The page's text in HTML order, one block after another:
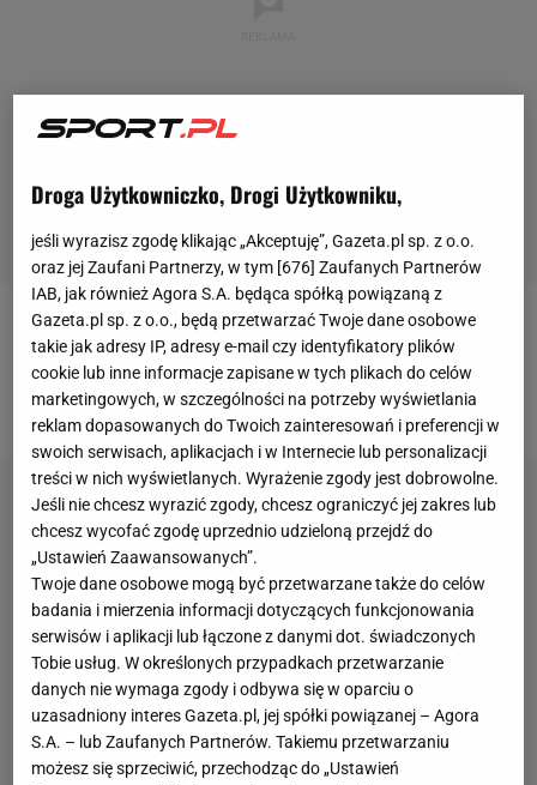
W trwającym sezonie wiele goli zostało zdobytych w
niedozwolony sposób. Modyfikacja przepisów ma
pomóc w rozstrzyganiu sporów.
Droga Użytkowniczko, Drogi Użytkowniku,
jeśli wyrazisz zgodę klikając „Akceptuję”, Gazeta.pl sp. z o.o.
oraz jej Zaufani Partnerzy, w tym [676] Zaufanych Partnerów
IAB, jak również Agora S.A. będąca spółką powiązaną z
Gazeta.pl sp. z o.o., będą przetwarzać Twoje dane osobowe
takie jak adresy IP, adresy e-mail czy identyfikatory plików
cookie lub inne informacje zapisane w tych plikach do celów
marketingowych, w szczególności na potrzeby wyświetlania
reklam dopasowanych do Twoich zainteresowań i preferencji w
swoich serwisach, aplikacjach i w Internecie lub personalizacji
treści w nich wyświetlanych. Wyrażenie zgody jest dobrowolne.
Jeśli nie chcesz wyrazić zgody, chcesz ograniczyć jej zakres lub
chcesz wycofać zgodę uprzednio udzieloną przejdź do
„Ustawień Zaawansowanych”.
Twoje dane osobowe mogą być przetwarzane także do celów
badania i mierzenia informacji dotyczących funkcjonowania
serwisów i aplikacji lub łączone z danymi dot. świadczonych
Tobie usług. W określonych przypadkach przetwarzanie
danych nie wymaga zgody i odbywa się w oparciu o
uzasadniony interes Gazeta.pl, jej spółki powiązanej – Agora
S.A. – lub Zaufanych Partnerów. Takiemu przetwarzaniu
możesz się sprzeciwić, przechodząc do „Ustawień